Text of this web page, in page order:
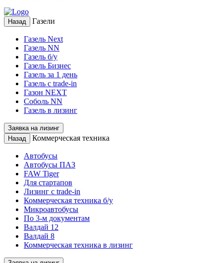
Назад Газели
Газель Next
Газель NN
Газель б/у
Газель Бизнес
Газель за 1 день
Газель с trade-in
Газон NEXT
Соболь NN
Газель в лизинг
Заявка на лизинг
Назад
Коммерческая техника
Автобусы
Автобусы ПАЗ
FAW Tiger
Для стартапов
Лизинг с trade-in
Коммерческая техника б/у
Микроавтобусы
По 3-м документам
Валдай 12
Валдай 8
Коммерческая техника в лизинг